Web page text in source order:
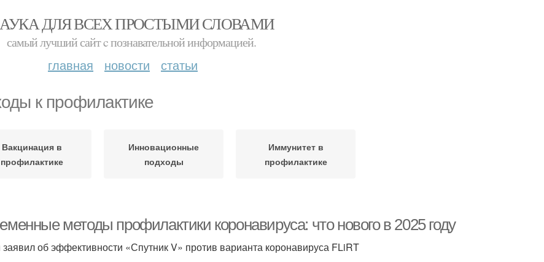
ДЛЯ ВСЕХ ПРОСТЫМИ СЛОВАМИ
самый лучший сайт c познавательной информацией.
главная новости статьи
к профилактике
Вакцинация в
профилактике
Инновационные
подходы
Иммунитет в
профилактике
методы профилактики коронавируса: что нового в 2025 году
об эффективности «Спутник V» против варианта коронавируса FLiRT